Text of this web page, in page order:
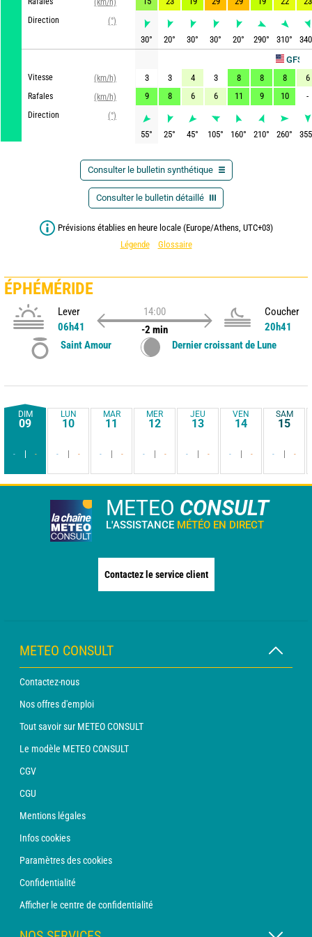
Direction
(°)
GFS
Vitesse
(km/h)
Rafales
(km/h)
Direction
(°)
30° 20° 30° 30° 20° 290° 310° 340
3 3 4 3 8 8 8
6
9
8 6 6 11 9 10 -
55° 25° 45° 105° 160° 210° 260° 355
Consulter le bulletin synthétique
Consulter le bulletin détaillé
Prévisions établies en heure locale (Europe/Athens, UTC+03)
Légende
Glossaire
ÉPHÉMÉRIDE
Lever
06h41
14:00
-2 min
Coucher
20h41
Saint Amour
Dernier croissant de Lune
DIM
09
- -
LUN
10
- -
MAR
11
- -
MER
12
- -
JEU
13
- -
VEN
14
- -
SAM
15
- -
METEO CONSULT
L'ASSISTANCE MÉTÉO EN DIRECT
Contactez le service client
METEO CONSULT
Contactez-nous
Nos offres d'emploi
Tout savoir sur METEO CONSULT
Le modèle METEO CONSULT
CGV
CGU
Mentions légales
Infos cookies
Paramètres des cookies
Confidentialité
Afficher le centre de confidentialité